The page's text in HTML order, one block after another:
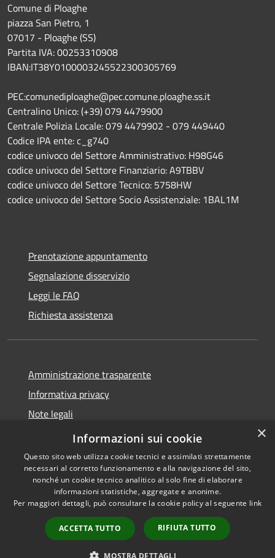
Comune di Ploaghe
piazza San Pietro, 1
07017 - Ploaghe (SS)
Partita IVA: 00253310908
IBAN:IT38Y0100003245522300305769
PEC:comunediploaghe@pec.comune.ploaghe.ss.it
Centralino Unico: (+39) 079 4479900
Centrale Polizia Locale: 079 4479902 - 079 449440
Codice IPA ente: c_g740
codice univoco del Settore Amministrativo: H98G46
codice univoco del Settore Finanziario: A9TBBV
codice univoco del Settore Tecnico: 5758HW
codice univoco del Settore Socio Assistenziale: 1BAL1M
Prenotazione appuntamento
Segnalazione disservizio
Leggi le FAQ
Richiesta assistenza
Amministrazione trasparente
Informativa privacy
Note legali
Dichiarazione di accessibilità
Accessibilità
Copyright © 2026 • Comune di
Ploaghe • Powered by
Municipium•
Accesso
redazione
×
Informazioni sui cookie
Questo sito web utilizza cookie tecnici e assimilati strettamente
necessari al corretto funzionamento e alla navigazione del sito,
nonché un cookie tecnico analitico al solo fine di elaborare
informazioni statistiche, aggregate e anonime.
Per maggiori dettagli, può consultare la cookie policy al seguente link
ACCETTA TUTTO RIFIUTA TUTTO
MOSTRA DETTAGLI